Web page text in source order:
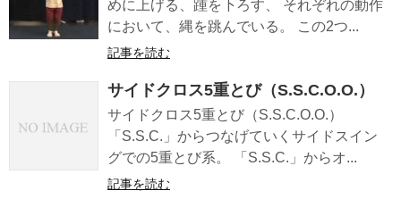
めに上げる、踵を下ろす、 それぞれの動作
において、縄を跳んでいる。 この2つ...
記事を読む
サイドクロス5重とび（S.S.C.O.O.）
サイドクロス5重とび（S.S.C.O.O.）
「S.S.C.」からつなげていくサイドスイン
グでの5重とび系。 「S.S.C.」からオ...
記事を読む